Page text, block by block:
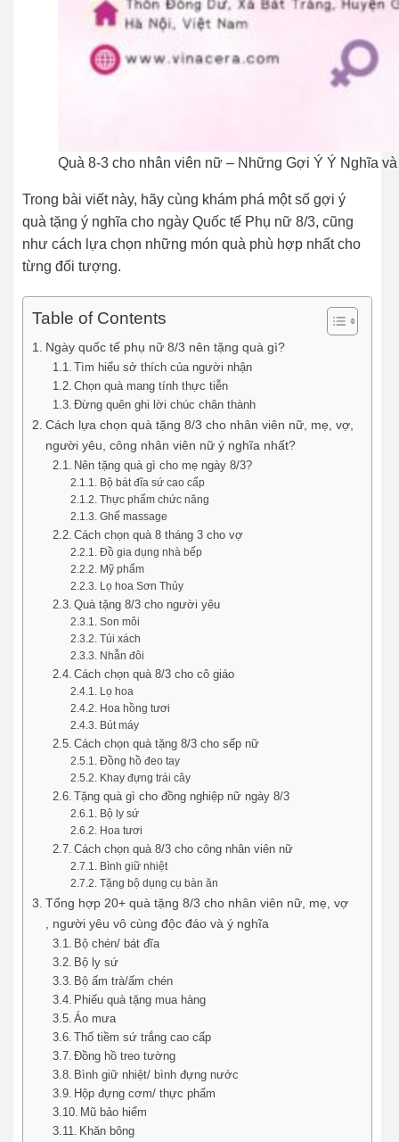
Quà 8-3 cho nhân viên nữ – Những Gợi Ý Ý Nghĩa
Trong bài viết này, hãy cùng khám phá một số gợi ý
quà tặng ý nghĩa cho ngày Quốc tế Phụ nữ 8/3, cũng
như cách lựa chọn những món quà phù hợp nhất cho
từng đối tượng.
Table of Contents
Ngày quốc tế phụ nữ 8/3 nên tặng quà gì?
Tìm hiểu sở thích của người nhận
Chọn quà mang tính thực tiễn
Đừng quên ghi lời chúc chân thành
Cách lựa chọn quà tặng 8/3 cho nhân viên nữ, mẹ, vợ,
người yêu, công nhân viên nữ ý nghĩa nhất?
Nên tặng quà gì cho mẹ ngày 8/3?
Bộ bát đĩa sứ cao cấp
Thực phẩm chức năng
Ghế massage
Cách chọn quà 8 tháng 3 cho vợ
Đồ gia dụng nhà bếp
Mỹ phẩm
Lọ hoa Sơn Thủy
Quà tặng 8/3 cho người yêu
Son môi
Túi xách
Nhẫn đôi
Cách chọn quà 8/3 cho cô giáo
Lọ hoa
Hoa hồng tươi
Bút máy
Cách chọn quà tặng 8/3 cho sếp nữ
Đồng hồ đeo tay
Khay đựng trái cây
Tặng quà gì cho đồng nghiệp nữ ngày 8/3
Bộ ly sứ
Hoa tươi
Cách chọn quà 8/3 cho công nhân viên nữ
Bình giữ nhiệt
Tặng bộ dụng cụ bàn ăn
Tổng hợp 20+ quà tặng 8/3 cho nhân viên nữ, mẹ, vợ
, người yêu vô cùng độc đáo và ý nghĩa
Bộ chén/ bát đĩa
Bộ ly sứ
Bộ ấm trà/ấm chén
Phiếu quà tặng mua hàng
Áo mưa
Thố tiềm sứ trắng cao cấp
Đồng hồ treo tường
Bình giữ nhiệt/ bình đựng nước
Hộp đựng cơm/ thực phẩm
Mũ bảo hiểm
Khăn bông